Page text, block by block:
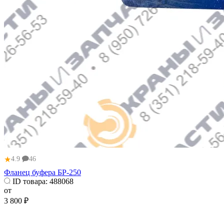
★4.9 46
Фланец буфера БР-250
ID товара: 488068
от
3 800 ₽